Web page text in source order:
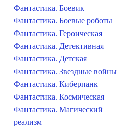
Фантастика. Боевик
Фантастика. Боевые роботы
Фантастика. Героическая
Фантастика. Детективная
Фантастика. Детская
Фантастика. Звездные войны
Фантастика. Киберпанк
Фантастика. Космическая
Фантастика. Магический
реализм